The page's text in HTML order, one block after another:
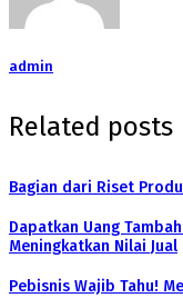
admin
Related posts
Bagian dari Riset
Dapatkan Uang
Meningkatkan Nilai Jual
Pebisnis Wajib Tahu!